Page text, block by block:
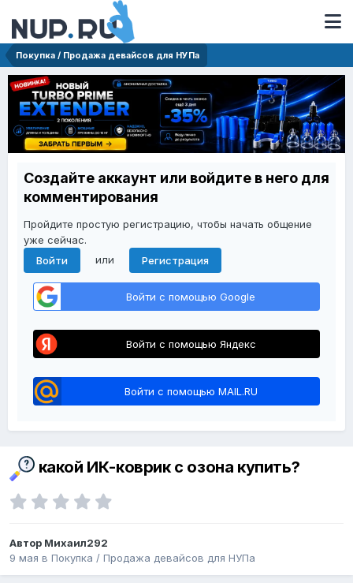
Покупка / Продажа девайсов для НУПа
Создайте аккаунт или войдите в него для
комментирования
Пройдите простую регистрацию, чтобы начать общение
уже сейчас.
Войти
или Регистрация
Войти с помощью Google
Войти с помощью Яндекс
Войти с помощью MAIL.RU
какой ИК-коврик с озона купить?
Автор Михаил292
9 мая в Покупка / Продажа девайсов для НУПа